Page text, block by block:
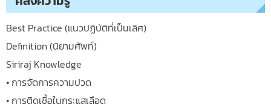
Best Practice (แนวปฏิบัติที่เป็นเลิศ)
Definition (นิยามศัพท์)
Siriraj Knowledge
• การจัดการความปวด
• การติดเชื้อในกระแสเลือด